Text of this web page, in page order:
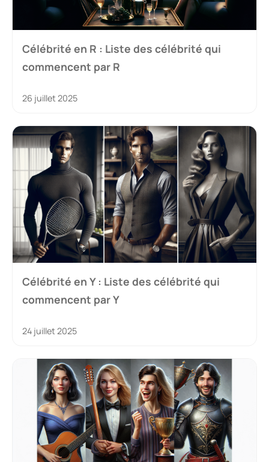
Célébrité en R : Liste des célébrité qui
commencent par R
26 juillet 2025
Célébrité en Y : Liste des célébrité qui
commencent par Y
24 juillet 2025